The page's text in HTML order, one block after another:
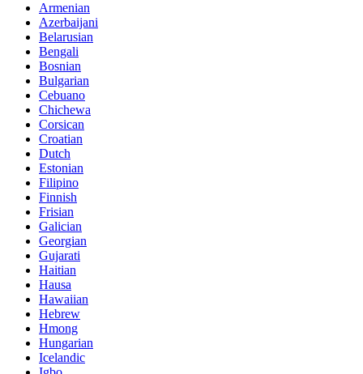
Armenian
Azerbaijani
Belarusian
Bengali
Bosnian
Bulgarian
Cebuano
Chichewa
Corsican
Croatian
Dutch
Estonian
Filipino
Finnish
Frisian
Galician
Georgian
Gujarati
Haitian
Hausa
Hawaiian
Hebrew
Hmong
Hungarian
Icelandic